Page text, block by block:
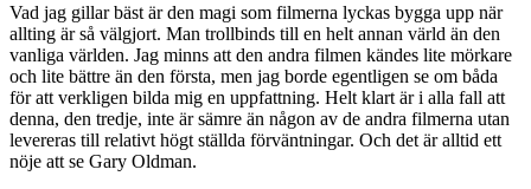
Vad jag gillar bäst är den magi som filmerna lyckas bygga upp när
allting är så välgjort. Man trollbinds till en helt annan värld än den
vanliga världen. Jag minns att den andra filmen kändes lite mörkare
och lite bättre än den första, men jag borde egentligen se om båda
för att verkligen bilda mig en uppfattning. Helt klart är i alla fall att
denna, den tredje, inte är sämre än någon av de andra filmerna utan
levereras till relativt högt ställda förväntningar. Och det är alltid ett
nöje att se Gary Oldman.